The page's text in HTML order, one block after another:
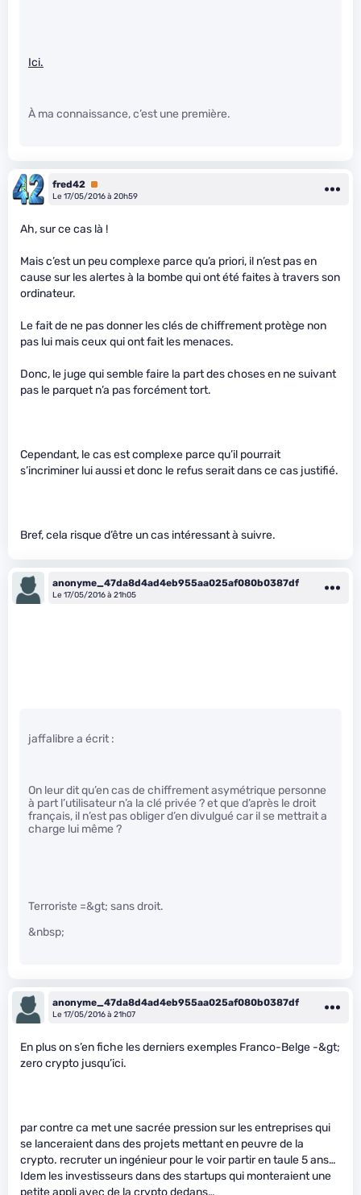
Ici.
À ma connaissance, c’est une première.
fred42 Premium
Le 17/05/2016 à 20h59
Ah, sur ce cas là !
Mais c’est un peu complexe parce qu’a priori, il n’est pas en
cause sur les alertes à la bombe qui ont été faites à travers son
ordinateur.
Le fait de ne pas donner les clés de chiffrement protège non
pas lui mais ceux qui ont fait les menaces.
Donc, le juge qui semble faire la part des choses en ne suivant
pas le parquet n’a pas forcément tort.
Cependant, le cas est complexe parce qu’il pourrait
s’incriminer lui aussi et donc le refus serait dans ce cas justifié.
Bref, cela risque d’être un cas intéressant à suivre.
anonyme_47da8d4ad4eb955aa025af080b0387df
Le 17/05/2016 à 21h05
jaffalibre a écrit :
On leur dit qu’en cas de chiffrement asymétrique personne
à part l’utilisateur n’a la clé privée ? et que d’après le droit
français, il n’est pas obliger d’en divulgué car il se mettrait a
charge lui même ?
Terroriste =&gt; sans droit.
&nbsp;
anonyme_47da8d4ad4eb955aa025af080b0387df
Le 17/05/2016 à 21h07
En plus on s’en fiche les derniers exemples Franco-Belge -&gt;
zero crypto jusqu’ici.
par contre ca met une sacrée pression sur les entreprises qui
se lanceraient dans des projets mettant en peuvre de la
crypto. recruter un ingénieur pour le voir partir en taule 5 ans…
Idem les investisseurs dans des startups qui monteraient une